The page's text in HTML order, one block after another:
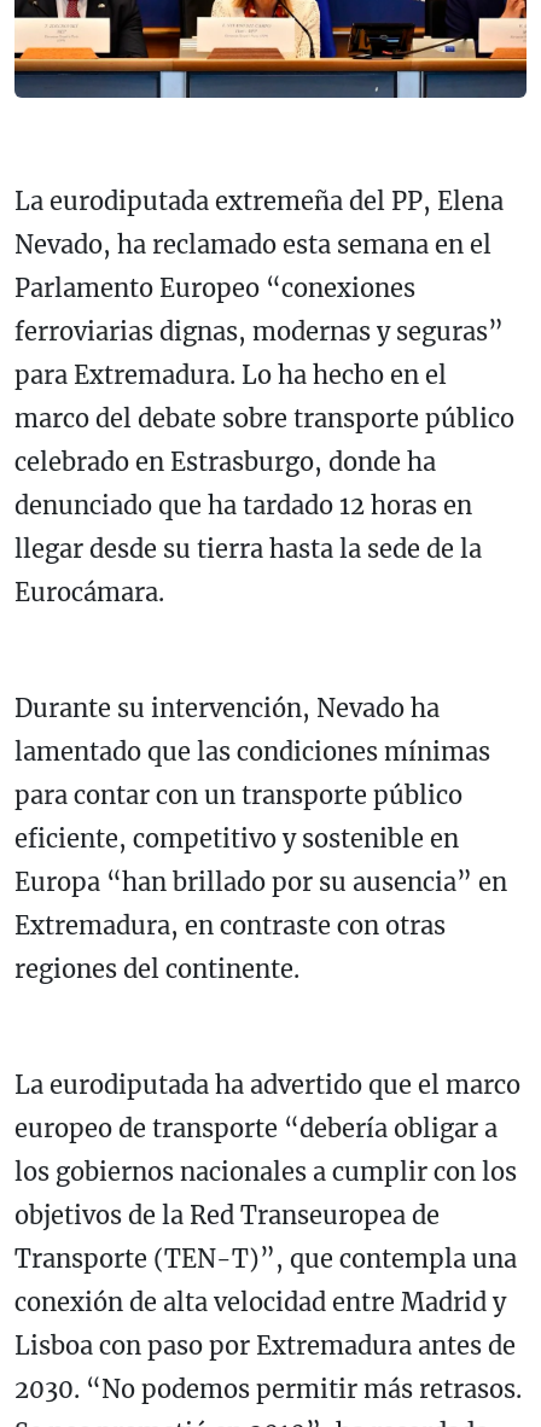
La eurodiputada extremeña del PP, Elena
Nevado, ha reclamado esta semana en el
Parlamento Europeo “conexiones
ferroviarias dignas, modernas y seguras”
para Extremadura. Lo ha hecho en el
marco del debate sobre transporte público
celebrado en Estrasburgo, donde ha
denunciado que ha tardado 12 horas en
llegar desde su tierra hasta la sede de la
Eurocámara.
Durante su intervención, Nevado ha
lamentado que las condiciones mínimas
para contar con un transporte público
eficiente, competitivo y sostenible en
Europa “han brillado por su ausencia” en
Extremadura, en contraste con otras
regiones del continente.
La eurodiputada ha advertido que el marco
europeo de transporte “debería obligar a
los gobiernos nacionales a cumplir con los
objetivos de la Red Transeuropea de
Transporte (TEN-T)”, que contempla una
conexión de alta velocidad entre Madrid y
Lisboa con paso por Extremadura antes de
2030. “No podemos permitir más retrasos.